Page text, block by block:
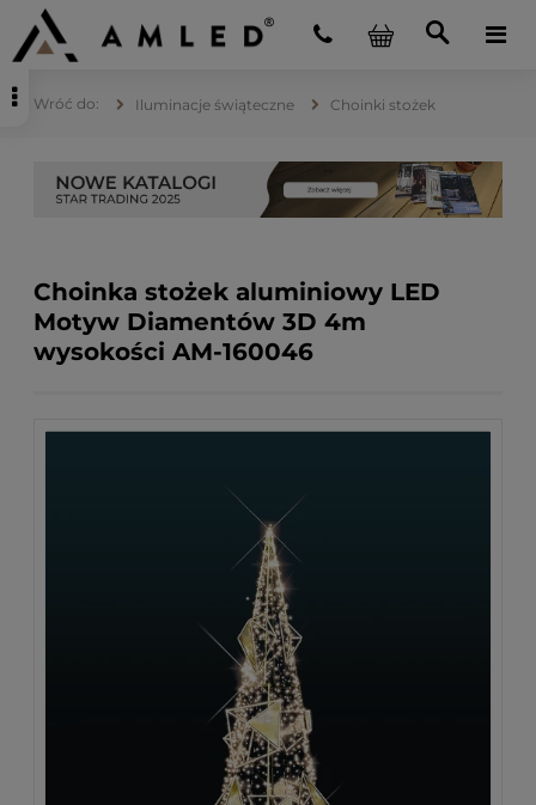
Iluminacje świąteczne Choinki stożek
Choinka stożek aluminiowy LED
Motyw Diamentów 3D 4m
wysokości AM-160046